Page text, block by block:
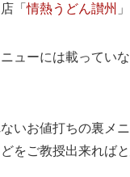
「情熱うどん讃州
ューには載ってい
いお値打ちの裏メ
をご教授出来ればと